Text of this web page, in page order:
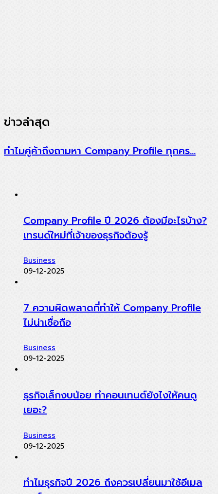
ข่าวล่าสุด
ทำไมคู่ค้าถึงถามหา Company Profile ทุกคร…
Company Profile ปี 2026 ต้องมีอะไรบ้าง?
เทรนด์ใหม่ที่เจ้าของธุรกิจต้องรู้
Business
09-12-2025
7 ความผิดพลาดที่ทำให้ Company Profile
ไม่น่าเชื่อถือ
Business
09-12-2025
ธุรกิจเล็กงบน้อย ทำคอนเทนต์ยังไงให้คนดู
เยอะ?
Business
09-12-2025
ทำไมธุรกิจปี 2026 ถึงควรเปลี่ยนมาใช้อีเมล